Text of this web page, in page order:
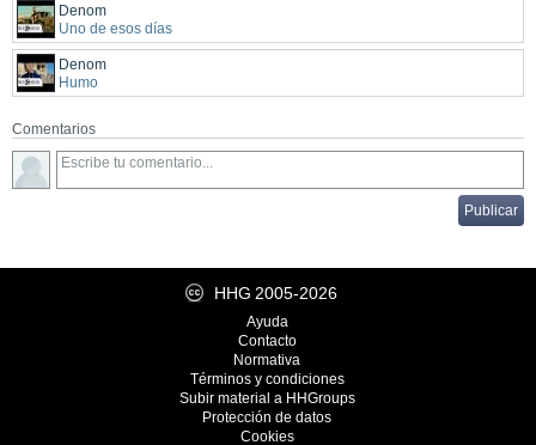
Denom
Uno de esos días
Denom
Humo
Comentarios
HHG 2005-2026
Ayuda
Contacto
Normativa
Términos y condiciones
Subir material a HHGroups
Protección de datos
Cookies